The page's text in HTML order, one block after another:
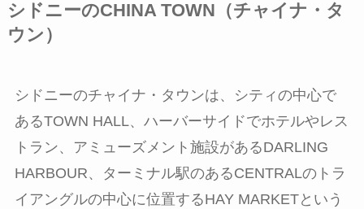
シドニーのCHINA TOWN（チャイナ・タ
ウン）
シドニーのチャイナ・タウンは、シティの中心で
あるTOWN HALL、ハーバーサイドでホテルやレス
トラン、アミューズメント施設があるDARLING
HARBOUR、ターミナル駅のあるCENTRALのトラ
イアングルの中心に位置するHAY MARKETという